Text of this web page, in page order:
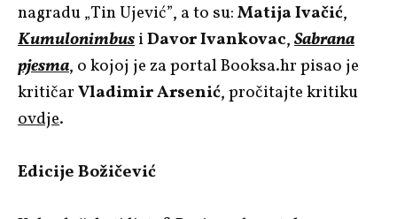
nagradu „Tin Ujević”, a to su:Matija Ivačić,
KumulonimbusiDavor Ivankovac,Sabrana
pjesma, o kojoj je za portal Booksa.hr pisao je
kritičarVladimir Arsenić, pročitajte kritiku
ovdje.
Edicije Božičević